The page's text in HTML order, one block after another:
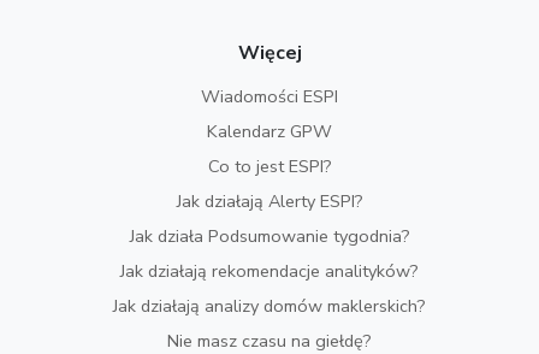
Więcej
Wiadomości ESPI
Kalendarz GPW
Co to jest ESPI?
Jak działają Alerty ESPI?
Jak działa Podsumowanie tygodnia?
Jak działają rekomendacje analityków?
Jak działają analizy domów maklerskich?
Nie masz czasu na giełdę?